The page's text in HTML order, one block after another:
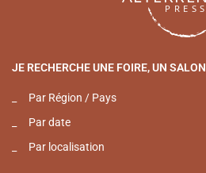
JE RECHERCHE UNE FOIRE, UN SALON
Par Région / Pays
Par date
Par localisation